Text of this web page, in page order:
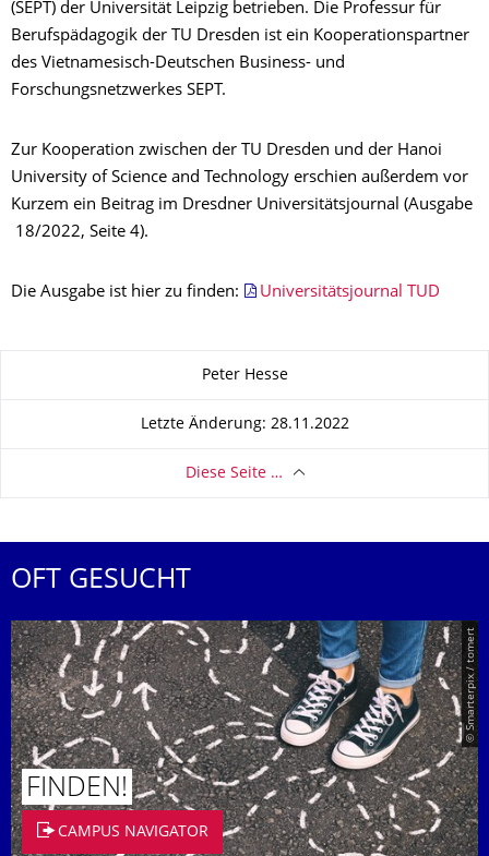
(SEPT) der Universität Leipzig betrieben. Die Professur für
Berufspädagogik der TU Dresden ist ein Kooperationspartner
des Vietnamesisch-Deutschen Business- und
Forschungsnetzwerkes SEPT.
Zur Kooperation zwischen der TU Dresden und der Hanoi
University of Science and Technology erschien außerdem vor
Kurzem ein Beitrag im Dresdner Universitätsjournal (Ausgabe
18/2022, Seite 4).
Die Ausgabe ist hier zu finden: Universitätsjournal TUD
Peter Hesse
Letzte Änderung: 28.11.2022
Diese Seite …
OFT GESUCHT
© Smarterpix / tomert
FINDEN!
CAMPUS NAVIGATOR